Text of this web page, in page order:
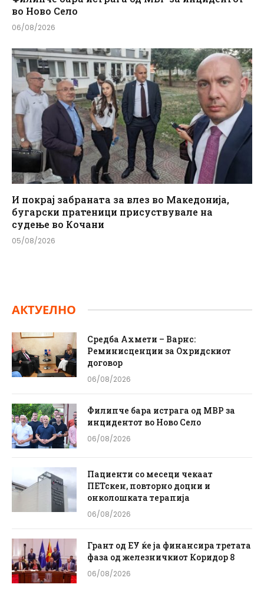
во Ново Село
06/08/2026
И покрај забраната за влез во Македонија,
бугарски пратеници присуствувале на
судење во Кочани
05/08/2026
АКТУЕЛНО
Средба Ахмети – Варнс:
Реминисценции за Охридскиот
договор
06/08/2026
Филипче бара истрага од МВР за
инцидентот во Ново Село
06/08/2026
Пациенти со месеци чекаат
ПЕТскен, повторно доцни и
онколошката терапија
06/08/2026
Грант од ЕУ ќе ја финансира третата
фаза од железничкиот Коридор 8
06/08/2026